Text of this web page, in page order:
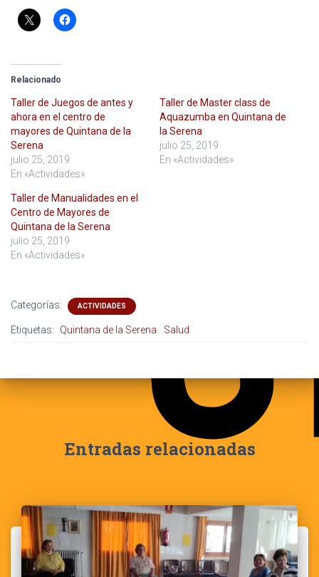
Relacionado
Taller de Juegos de antes y
ahora en el centro de
mayores de Quintana de la
Serena
julio 25, 2019
En «Actividades»
Taller de Master class de
Aquazumba en Quintana de
la Serena
julio 25, 2019
En «Actividades»
Taller de Manualidades en el
Centro de Mayores de
Quintana de la Serena
julio 25, 2019
En «Actividades»
Categorías: ACTIVIDADES
Etiquetas: Quintana de la Serena Salud
Entradas relacionadas